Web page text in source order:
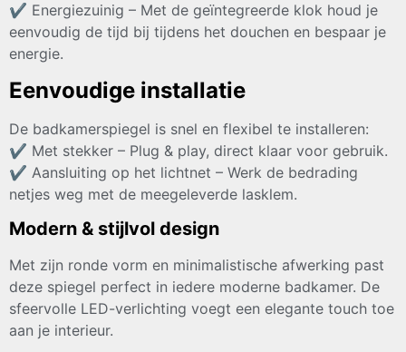
✔ Energiezuinig – Met de geïntegreerde klok houd je
eenvoudig de tijd bij tijdens het douchen en bespaar je
energie.
Eenvoudige installatie
De badkamerspiegel is snel en flexibel te installeren:
✔ Met stekker – Plug & play, direct klaar voor gebruik.
✔ Aansluiting op het lichtnet – Werk de bedrading
netjes weg met de meegeleverde lasklem.
Modern & stijlvol design
Met zijn ronde vorm en minimalistische afwerking past
deze spiegel perfect in iedere moderne badkamer. De
sfeervolle LED-verlichting voegt een elegante touch toe
aan je interieur.